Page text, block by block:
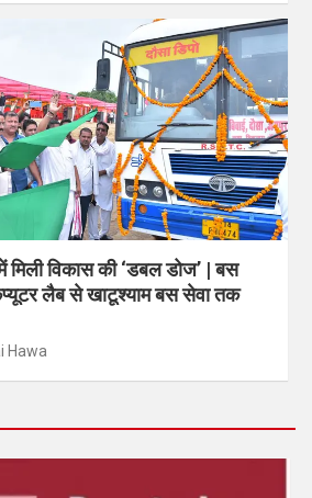
मिली विकास की ‘डबल डोज’ | बस
लैब से खाटूश्याम बस सेवा तक
Hawa